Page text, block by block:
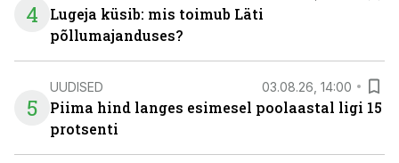
4
Lugeja küsib: mis toimub Läti
põllumajanduses?
5
UUDISED 03.08.26, 14:00
Piima hind langes esimesel poolaastal ligi 15
protsenti